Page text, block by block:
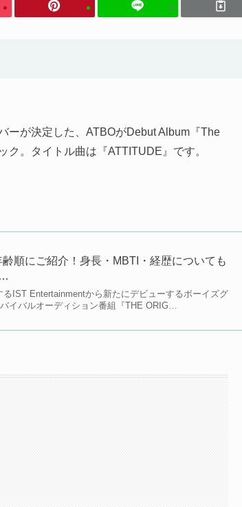
ーが決定した、ATBOがDebut Album『The
。タイトル曲は『ATTITUDE』です。
順にご紹介！身長・MBTI・経歴についても
IST Entertainmentから新たにデビューするボーイズグ
イバルオーディション番組『THE ORIG…